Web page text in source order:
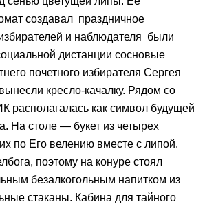
создавал праздничное
и наблюдателя были
дистанции сосновые
почетного избирателя Сергея
кресло-качалку. Рядом со
располагалась как символ будущей
На столе — букет из четырех
по Его велению вместе с липой.
поэтому на конуре стоял
безалкогольным напитком из
стаканы. Кабина для тайного